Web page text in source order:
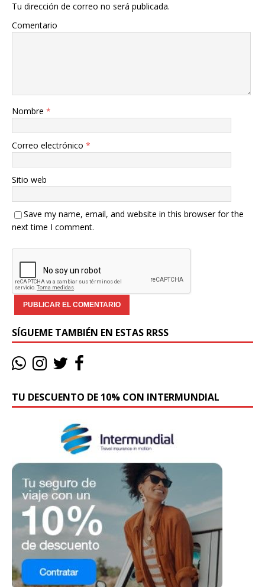
Tu dirección de correo no será publicada.
Comentario
Nombre *
Correo electrónico *
Sitio web
Save my name, email, and website in this browser for the
next time I comment.
SÍGUEME TAMBIÉN EN ESTAS RRSS
TU DESCUENTO DE 10% CON INTERMUNDIAL